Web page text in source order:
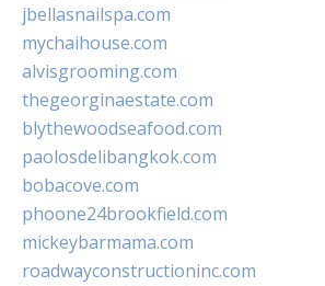
jbellasnailspa.com
mychaihouse.com
alvisgrooming.com
thegeorginaestate.com
blythewoodseafood.com
paolosdelibangkok.com
bobacove.com
phoone24brookfield.com
mickeybarmama.com
roadwayconstructioninc.com